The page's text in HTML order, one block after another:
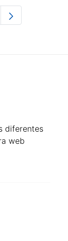
intermedias Use
diferentes
web